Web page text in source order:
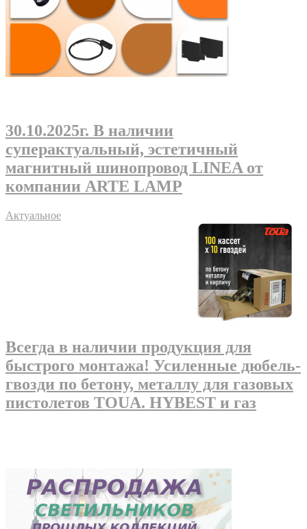
30.10.2025г. В наличии
суперактуальный, эстетичный
магнитный шинопровод LINEA от
компании ARTE LAMP
Актуальное
Всегда в наличии продукция для
быстрого монтажа! Усиленные дюбель-
гвозди по бетону, металлу для газовых
пистолетов TOUA. HYBEST и газ